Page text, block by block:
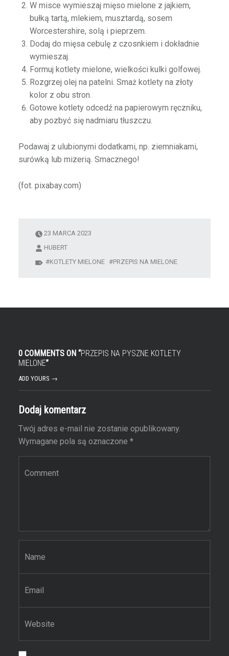
W misce wymieszaj mięso mielone z jajkiem,
bułką tartą, mlekiem, musztardą, sosem
Worcestershire, solą i pieprzem.
Dodaj do mięsa cebulę z czosnkiem i dokładnie
wymieszaj.
Formuj kotlety mielone, wielkości kulki golfowej.
Rozgrzej olej na patelni. Smaż kotlety na złoty
kolor z obu stron.
Gotowe kotlety odcedź na papierowym ręczniku,
aby pozbyć się nadmiaru tłuszczu.
Podawaj z ulubionymi dodatkami, np. ziemniakami,
surówką lub mizerią. Smacznego!
(fot. pixabay.com)
23 MARCA 2023
HUBERT
KOTLETY MIELONE
PRZEPIS NA MIELONE
0 COMMENTS ON “PRZEPIS NA PYSZNE KOTLETY
MIELONE”
ADD YOURS →
Dodaj komentarz
Twój adres e-mail nie zostanie opublikowany.
Wymagane pola są oznaczone *